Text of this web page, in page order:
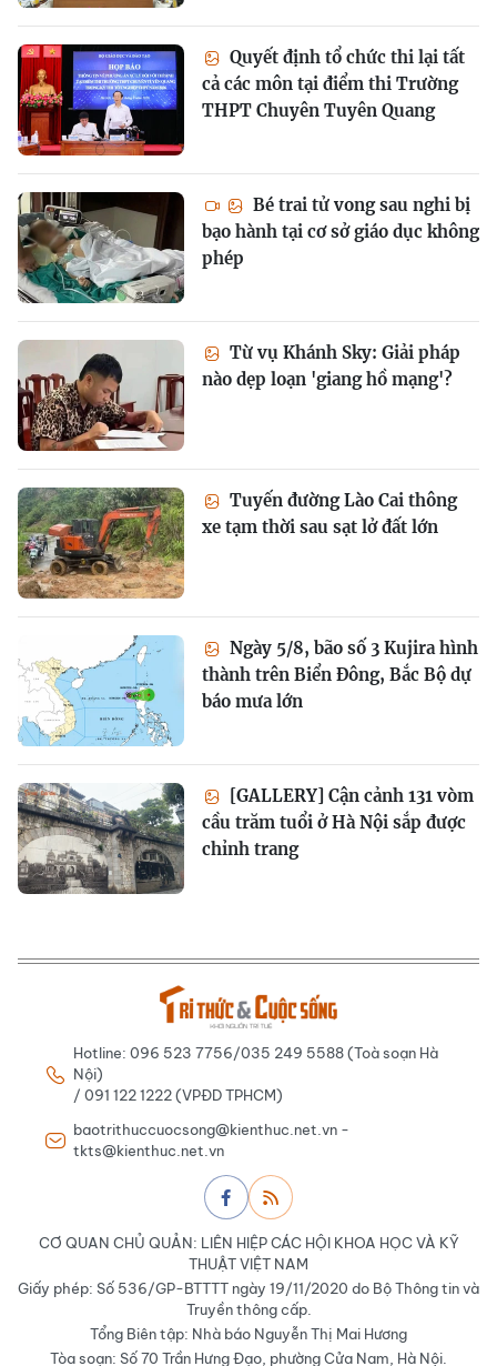
Quyết định tổ chức thi lại tất
cả các môn tại điểm thi Trường
THPT Chuyên Tuyên Quang
Bé trai tử vong sau nghi bị
bạo hành tại cơ sở giáo dục không
phép
Từ vụ Khánh Sky: Giải pháp
nào dẹp loạn 'giang hồ mạng'?
Tuyến đường Lào Cai thông
xe tạm thời sau sạt lở đất lớn
Ngày 5/8, bão số 3 Kujira hình
thành trên Biển Đông, Bắc Bộ dự
báo mưa lớn
[GALLERY] Cận cảnh 131 vòm
cầu trăm tuổi ở Hà Nội sắp được
chỉnh trang
Hotline: 096 523 7756/035 249 5588 (Toà soạn Hà
Nội)
/ 091 122 1222 (VPĐD TPHCM)
baotrithuccuocsong@kienthuc.net.vn -
tkts@kienthuc.net.vn
CƠ QUAN CHỦ QUẢN: LIÊN HIỆP CÁC HỘI KHOA HỌC VÀ KỸ
THUẬT VIỆT NAM
Giấy phép: Số 536/GP-BTTTT ngày 19/11/2020 do Bộ Thông tin và
Truyền thông cấp.
Tổng Biên tập: Nhà báo Nguyễn Thị Mai Hương
Tòa soạn: Số 70 Trần Hưng Đạo, phường Cửa Nam, Hà Nội.